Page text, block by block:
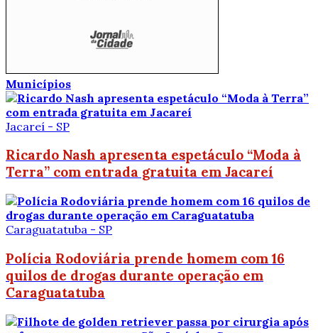
Municípios
Jacareí - SP
Ricardo Nash apresenta espetáculo “Moda à
Terra” com entrada gratuita em Jacareí
Caraguatatuba - SP
Polícia Rodoviária prende homem com 16
quilos de drogas durante operação em
Caraguatatuba